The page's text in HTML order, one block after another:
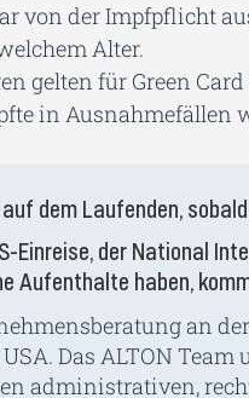
von der Impfpflicht
Alter.
gelten für Green
in Ausnahmefällen
dem Laufenden,
Einreise, der National
Aufenthalte haben,
an
Das ALTON
administrativen,